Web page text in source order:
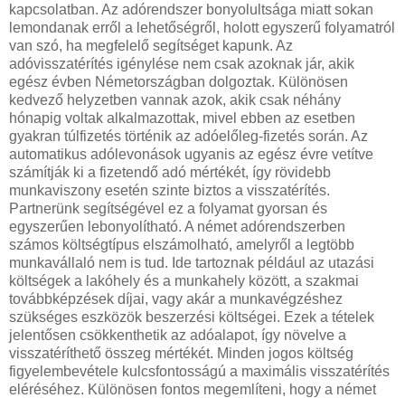
kapcsolatban. Az adórendszer bonyolultsága miatt sokan
lemondanak erről a lehetőségről, holott egyszerű folyamatról
van szó, ha megfelelő segítséget kapunk. Az
adóvisszatérítés igénylése nem csak azoknak jár, akik
egész évben Németországban dolgoztak. Különösen
kedvező helyzetben vannak azok, akik csak néhány
hónapig voltak alkalmazottak, mivel ebben az esetben
gyakran túlfizetés történik az adóelőleg-fizetés során. Az
automatikus adólevonások ugyanis az egész évre vetítve
számítják ki a fizetendő adó mértékét, így rövidebb
munkaviszony esetén szinte biztos a visszatérítés.
Partnerünk segítségével ez a folyamat gyorsan és
egyszerűen lebonyolítható. A német adórendszerben
számos költségtípus elszámolható, amelyről a legtöbb
munkavállaló nem is tud. Ide tartoznak például az utazási
költségek a lakóhely és a munkahely között, a szakmai
továbbképzések díjai, vagy akár a munkavégzéshez
szükséges eszközök beszerzési költségei. Ezek a tételek
jelentősen csökkenthetik az adóalapot, így növelve a
visszatéríthető összeg mértékét. Minden jogos költség
figyelembevétele kulcsfontosságú a maximális visszatérítés
eléréséhez. Különösen fontos megemlíteni, hogy a német